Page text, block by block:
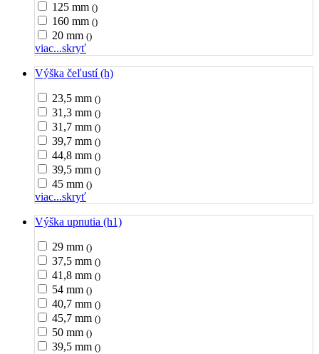
125 mm ()
160 mm ()
20 mm ()
viac...skryť
Výška čeľustí (h)
23,5 mm ()
31,3 mm ()
31,7 mm ()
39,7 mm ()
44,8 mm ()
39,5 mm ()
45 mm ()
viac...skryť
Výška upnutia (h1)
29 mm ()
37,5 mm ()
41,8 mm ()
54 mm ()
40,7 mm ()
45,7 mm ()
50 mm ()
39,5 mm ()